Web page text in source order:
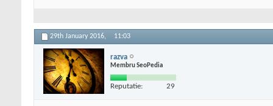
29th January 2016, 11:03
razva
Membru SeoPedia
Reputatie: 29